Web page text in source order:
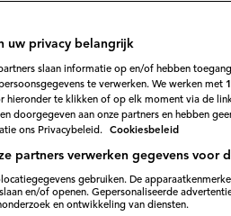
je de
uw privacy belangrijk
slaan informatie op en/of hebben
te verwerken. We werken met
hieronder te klikken of op elk moment via de
doorgegeven aan onze partners en hebben
ons Privacybeleid.
Cookiesbeleid
partners verwerken gegevens voor
gebruiken. De
en/of openen. Gepersonaliseerde
en ontwikkeling van diensten.